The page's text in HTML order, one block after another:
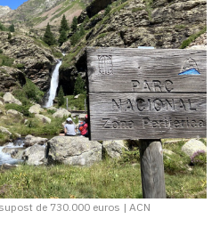
de 730.000 euros | ACN